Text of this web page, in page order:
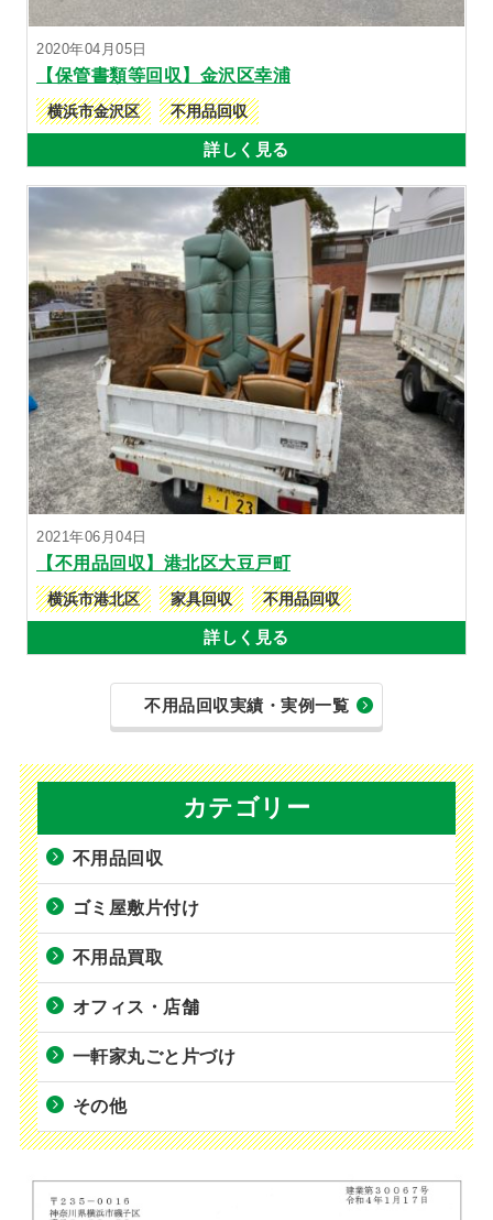
2020年04月05日
【保管書類等回収】金沢区幸浦
横浜市金沢区 不用品回収
詳しく見る
2021年06月04日
【不用品回収】港北区大豆戸町
横浜市港北区 家具回収 不用品回収
詳しく見る
不用品回収実績・実例一覧
カテゴリー
不用品回収
ゴミ屋敷片付け
不用品買取
オフィス・店舗
一軒家丸ごと片づけ
その他